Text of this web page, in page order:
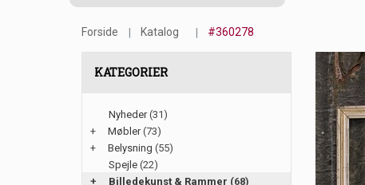
Forside Katalog #360278
KATEGORIER
Nyheder(31)
+
Møbler(73)
+
Belysning (55)
Spejle (22)
+
Billedekunst & Rammer (68)